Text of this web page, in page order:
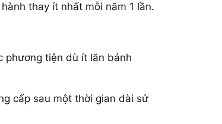
thay ít nhất mỗi năm 1 lần.
phương tiện dù ít lăn bánh
cấp sau một thời gian dài sử